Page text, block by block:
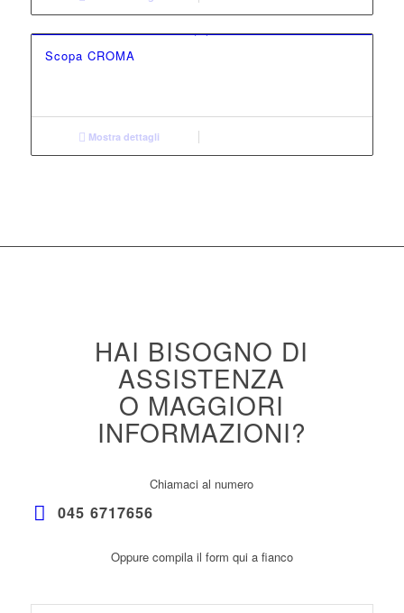
Scopa CROMA
Mostra dettagli
HAI BISOGNO DI
ASSISTENZA
O MAGGIORI
INFORMAZIONI?
Chiamaci al numero
045 6717656
Oppure compila il form qui a fianco